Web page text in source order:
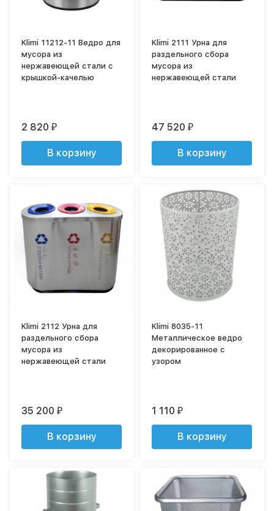
Klimi 11212-11 Ведро для
мусора из
нержавеющей стали с
крышкой-качелью
2 820₽
В корзину
Klimi 2111 Урна для
раздельного сбора
мусора из
нержавеющей стали
47 520₽
В корзину
Klimi 2112 Урна для
раздельного сбора
мусора из
нержавеющей стали
35 200₽
В корзину
Klimi 8035-11
Металлическое ведро
декорированное с
узором
1 110₽
В корзину